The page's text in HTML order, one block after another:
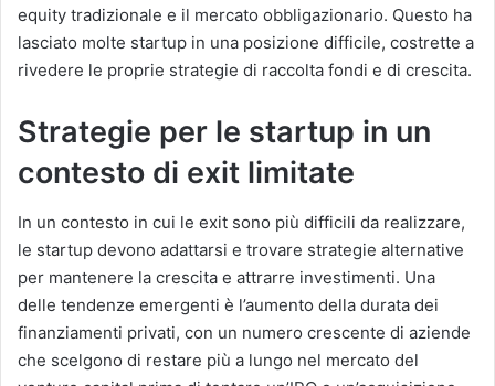
equity tradizionale e il mercato obbligazionario. Questo ha
lasciato molte startup in una posizione difficile, costrette a
rivedere le proprie strategie di raccolta fondi e di crescita.
Strategie per le startup in un
contesto di exit limitate
In un contesto in cui le exit sono più difficili da realizzare,
le startup devono adattarsi e trovare strategie alternative
per mantenere la crescita e attrarre investimenti. Una
delle tendenze emergenti è l’aumento della durata dei
finanziamenti privati, con un numero crescente di aziende
che scelgono di restare più a lungo nel mercato del